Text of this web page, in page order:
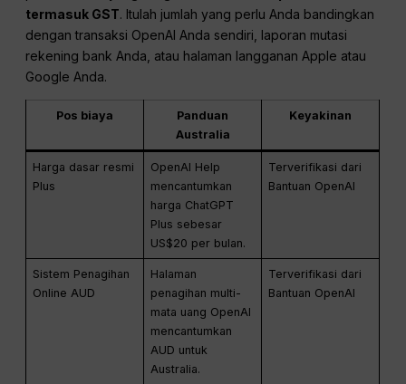
termasuk GST. Itulah jumlah yang perlu Anda bandingkan
dengan transaksi OpenAI Anda sendiri, laporan mutasi
rekening bank Anda, atau halaman langganan Apple atau
Google Anda.
Pos biaya
Panduan
Australia
Keyakinan
Harga dasar resmi
Plus
OpenAI Help
mencantumkan
harga ChatGPT
Plus sebesar
US$20 per bulan.
Terverifikasi dari
Bantuan OpenAI
Sistem Penagihan
Online AUD
Halaman
penagihan multi-
mata uang OpenAI
mencantumkan
AUD untuk
Australia.
Terverifikasi dari
Bantuan OpenAI